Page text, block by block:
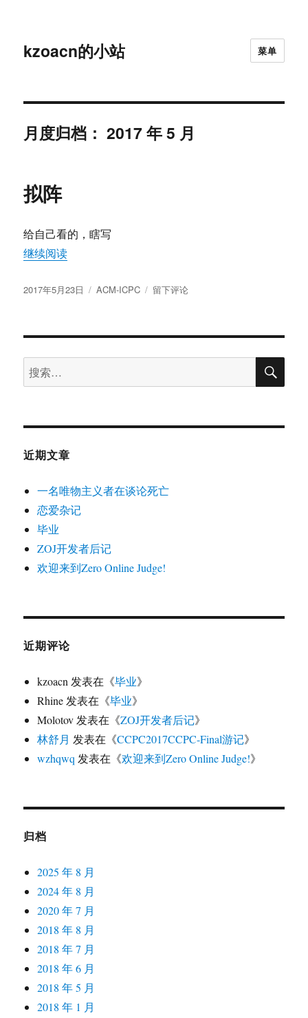
kzoacn的小站 菜单
月度归档：2017 年 5 月
拟阵
给自己看的，瞎写
继续阅读“拟阵”
发
2017年5月23日
分
ACM-ICPC
于
留下评论
搜
索：
搜
近期文章
一名唯物主义者在谈论死亡
恋爱杂记
毕业
ZOJ开发者后记
欢迎来到Zero Online Judge!
近期评论
kzoacn 发表在《毕业》
Rhine 发表在《毕业》
Molotov 发表在《ZOJ开发者后记》
林舒月 发表在《CCPC2017CCPC-Final游记》
wzhqwq 发表在《欢迎来到Zero Online Judge!》
归档
2025 年 8 月
2024 年 8 月
2020 年 7 月
2018 年 8 月
2018 年 7 月
2018 年 6 月
2018 年 5 月
2018 年 1 月